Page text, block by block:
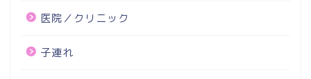
医院／クリニック
子連れ